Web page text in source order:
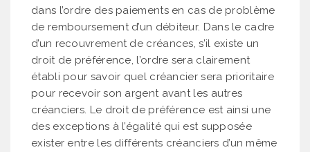
dans l’ordre des paiements en cas de problème
de remboursement d’un débiteur. Dans le cadre
d’un recouvrement de créances, s’il existe un
droit de préférence, l’ordre sera clairement
établi pour savoir quel créancier sera prioritaire
pour recevoir son argent avant les autres
créanciers. Le droit de préférence est ainsi une
des exceptions à l’égalité qui est supposée
exister entre les différents créanciers d’un même